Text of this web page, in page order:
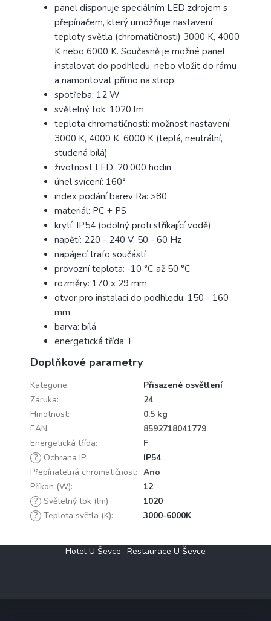
panel disponuje speciálním LED zdrojem s
přepínačem, který umožňuje nastavení
teploty světla (chromatičnosti) 3000 K, 4000
K nebo 6000 K. Současně je možné panel
instalovat do podhledu, nebo vložit do rámu
a namontovat přímo na strop.
spotřeba: 12 W
světelný tok: 1020 lm
teplota chromatičnosti: možnost nastavení
3000 K, 4000 K, 6000 K (teplá, neutrální,
studená bílá)
životnost LED: 20.000 hodin
úhel svícení: 160°
index podání barev Ra: >80
materiál: PC + PS
krytí: IP54 (odolný proti stříkající vodě)
napětí: 220 - 240 V, 50 - 60 Hz
napájecí trafo součástí
provozní teplota: -10 °C až 50 °C
rozměry: 170 x 29 mm
otvor pro instalaci do podhledu: 150 - 160
mm
barva: bílá
energetická třída: F
Doplňkové parametry
Kategorie:
Přisazené osvětlení
Záruka:
24
Hmotnost:
0.5 kg
EAN:
8592718041779
Energetická třída:
F
? Ochrana IP:
IP54
Přepínatelná chromatičnost: Ano
Příkon (W):
12
? Světelný tok (lm):
1020
? Teplota světla (K): 3000-6000K
Hotel U Ševce Restaurace U Ševce